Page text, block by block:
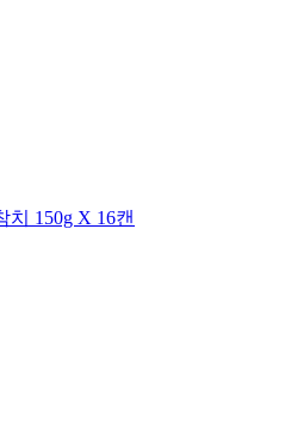
150g X 16캔